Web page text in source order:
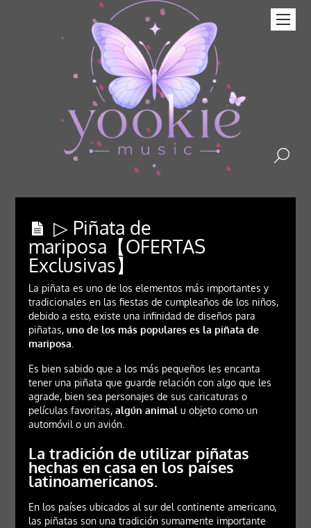
▷ Piñata de
mariposa【OFERTAS
Exclusivas】
La piñata es uno de los elementos más importantes y
tradicionales en las fiestas de cumpleaños de los niños,
debido a esto, existe una infinidad de diseños para
piñatas, uno de los más populares es la piñata de
mariposa.
Es bien sabido que a los más pequeños les encanta
tener una piñata que guarde relación con algo que les
agrade, bien sea personajes de sus caricaturas o
películas favoritas, algún animal u objeto como un
automóvil o un avión.
La tradición de utilizar piñatas
hechas en casa en los países
latinoamericanos.
En los países ubicados al sur del continente americano,
las piñatas son una tradición sumamente importante